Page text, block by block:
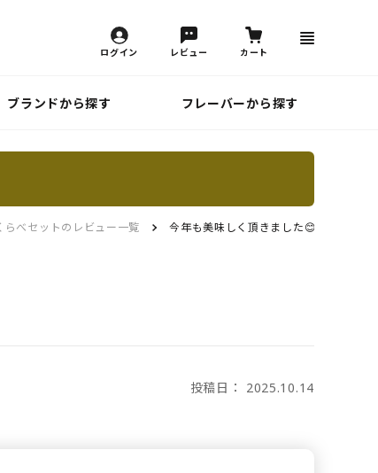
ログイン レビュー カート
ブランドから探す フレーバーから探す
べセットのレビュー一覧 今年も美味しく頂きました😊
投稿日： 2025.10.14